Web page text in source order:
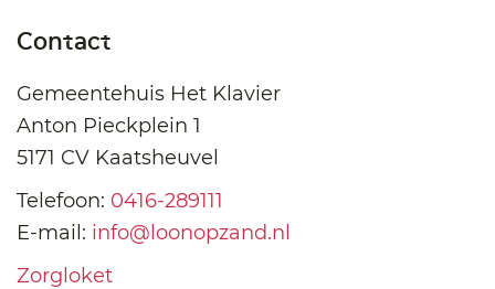
Contact
Gemeentehuis Het Klavier
Anton Pieckplein 1
5171 CV Kaatsheuvel
Telefoon: 0416-289111
E-mail: info@loonopzand.nl
Zorgloket